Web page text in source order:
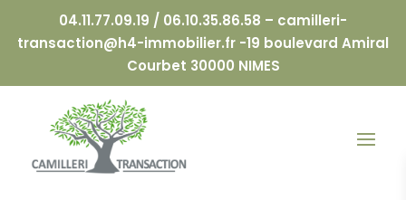
04.11.77.09.19 / 06.10.35.86.58 – camilleri-
transaction@h4-immobilier.fr -19 boulevard Amiral
Courbet 30000 NIMES